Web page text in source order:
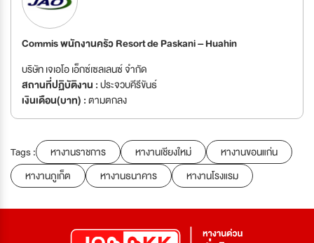
Commis พนักงานครัว Resort de Paskani – Huahin
บริษัท เจเอโอ เอ็กซ์เซลเลนซ์ จำกัด
สถานที่ปฏิบัติงาน :ประจวบคีรีขันธ์
เงินเดือน(บาท) :ตามตกลง
Tags : หางานราชการ หางานเชียงใหม่
หางานขอนแก่น
หางานภูเก็ต
หางานธนาคาร หางานโรงแรม